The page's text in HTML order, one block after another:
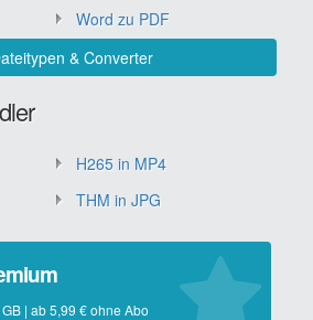
Word zu PDF
& Converter
H265 in MP4
THM in JPG
| ab 5,99 € ohne Abo